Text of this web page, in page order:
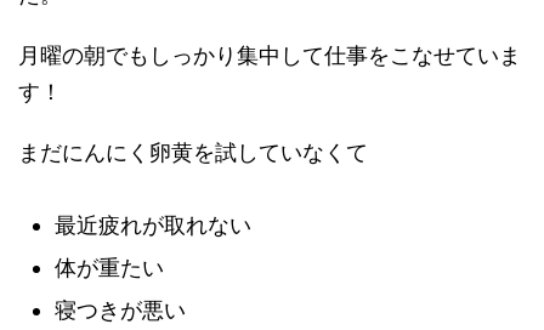
月曜の朝でもしっかり集中して仕事をこなせていま
す！
まだにんにく卵黄を試していなくて
最近疲れが取れない
体が重たい
寝つきが悪い